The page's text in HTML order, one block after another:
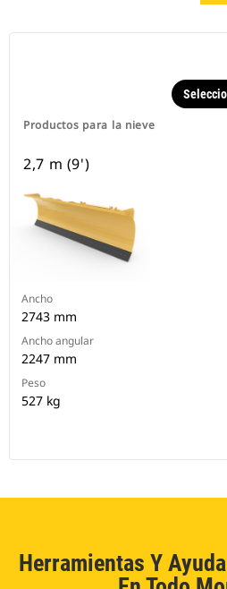
Productos para la nieve
2,7 m (9')
Ancho
2743 mm
Ancho angular
2247 mm
Peso
527 kg
Herramientas Y